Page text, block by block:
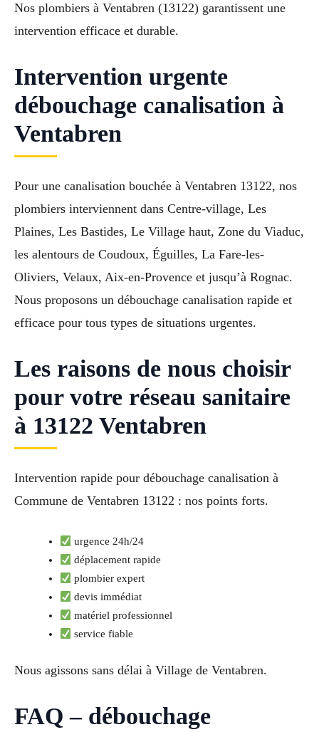
Nos plombiers à Ventabren (13122) garantissent une
intervention efficace et durable.
Intervention urgente
débouchage canalisation à
Ventabren
Pour une canalisation bouchée à Ventabren 13122, nos
plombiers interviennent dans Centre-village, Les
Plaines, Les Bastides, Le Village haut, Zone du Viaduc,
les alentours de Coudoux, Éguilles, La Fare-les-
Oliviers, Velaux, Aix-en-Provence et jusqu’à Rognac.
Nous proposons un débouchage canalisation rapide et
efficace pour tous types de situations urgentes.
Les raisons de nous choisir
pour votre réseau sanitaire
à 13122 Ventabren
Intervention rapide pour débouchage canalisation à
Commune de Ventabren 13122 : nos points forts.
urgence 24h/24
déplacement rapide
plombier expert
devis immédiat
matériel professionnel
service fiable
Nous agissons sans délai à Village de Ventabren.
FAQ – débouchage